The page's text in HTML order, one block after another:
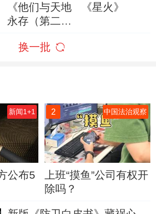
《他们与天地
永存（第二
《星火》
换一批
新闻1+1
公布5
2 中国法治观察
上班“摸鱼”公司有权开
除吗？